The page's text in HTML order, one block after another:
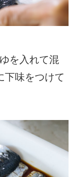
を入れて混
下味をつけて